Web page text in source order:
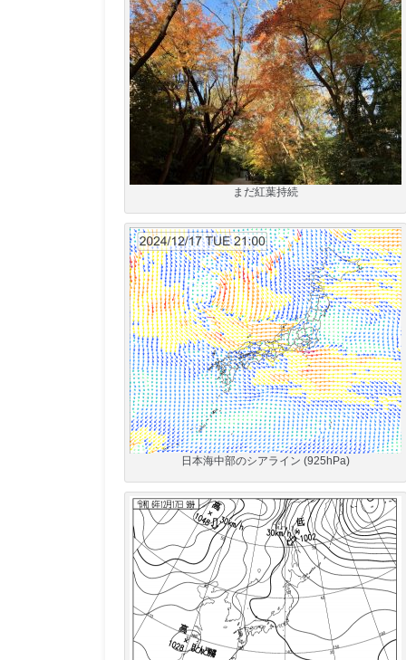
まだ紅葉持続
日本海中部のシアライン (925hPa)